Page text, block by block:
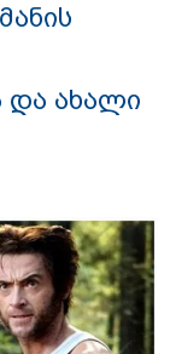
და
და ახალი